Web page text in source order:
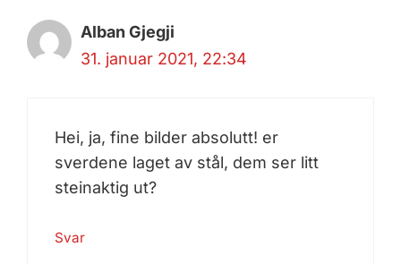
Alban Gjegji
31. januar 2021, 22:34
Hei, ja, fine bilder absolutt! er
sverdene laget av stål, dem ser litt
steinaktig ut?
Svar